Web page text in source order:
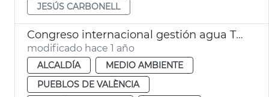
JESÚS CARBONELL
Congreso internacional gestión agua Tribunal de les Aigües
modificado hace 1 año
ALCALDÍA
MEDIO AMBIENTE
PUEBLOS DE VALÈNCIA